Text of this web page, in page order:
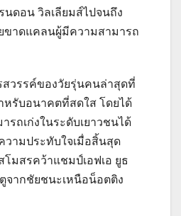
ดอน วิลเลียมส์ไปจนถึง
ขาดแคลนผู้มีความสามารถ
สวรรค์ของวัยรุ่นคนล่าสุดที่
หรับอนาคตที่สดใส โดยได้
รถเก่งในระดับเยาวชนได้
วามประทับใจเมื่อสิ้นสุด
มสรคว้าแชมป์เอฟเอ ยูธ
จากชัยชนะเหนือน็อตติง